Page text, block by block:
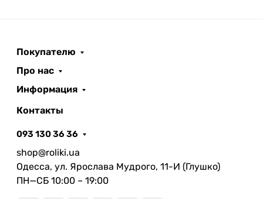
Покупателю
Про нас
Информация
Контакты
093 130 36 36
shop@roliki.ua
Одесса, ул. Ярослава Мудрого, 11-И (Глушко)
ПН—СБ 10:00 – 19:00